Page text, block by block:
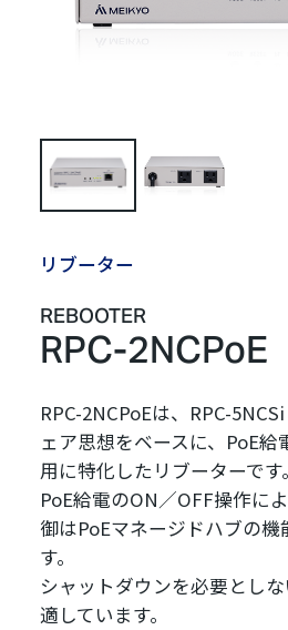
リブーター
REBOOTER
RPC-2NCPoE
RPC-2NCPoEは、RPC-
ェア思想をベースに、PoE
用に特化したリブーターです。
PoE給電のON／OFF操作に
御はPoEマネージドハブの機
す。
シャットダウンを必要とし
適しています。